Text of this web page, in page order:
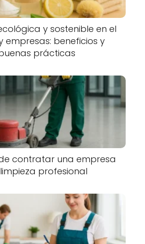
y sostenible en el
empresas: beneficios y
prácticas
contratar una empresa
profesional